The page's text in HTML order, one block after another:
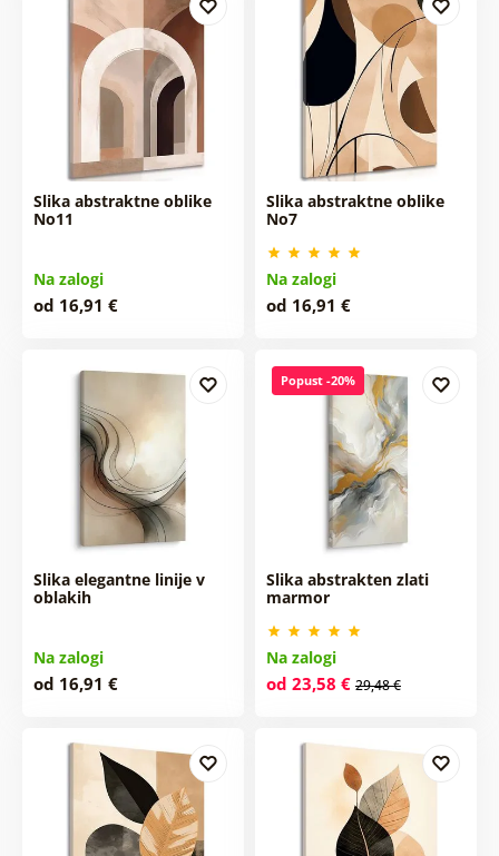
Slika abstraktne oblike
No11
Na zalogi
od 16,91 €
Slika abstraktne oblike
No7
Na zalogi
od 16,91 €
Slika elegantne linije v
oblakih
Na zalogi
od 16,91 €
Popust -20%
Slika abstrakten zlati
marmor
Na zalogi
od 23,58 € 29,48 €